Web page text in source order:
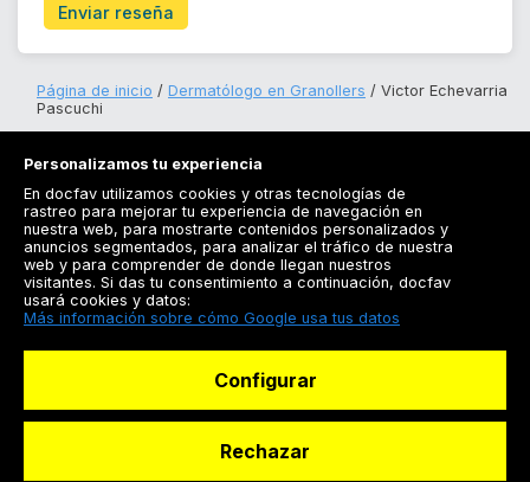
Enviar reseña
Página de inicio Dermatólogo en Granollers
Victor Echevarria
Pascuchi
Registrarse
Docfav
Personalizamos tu experiencia
En docfav utilizamos cookies y otras tecnologías de
rastreo para mejorar tu experiencia de navegación en
nuestra web, para mostrarte contenidos personalizados y
anuncios segmentados, para analizar el tráfico de nuestra
web y para comprender de donde llegan nuestros
visitantes. Si das tu consentimiento a continuación, docfav
usará cookies y datos:
Más información sobre cómo Google usa tus datos
Configurar
Rechazar